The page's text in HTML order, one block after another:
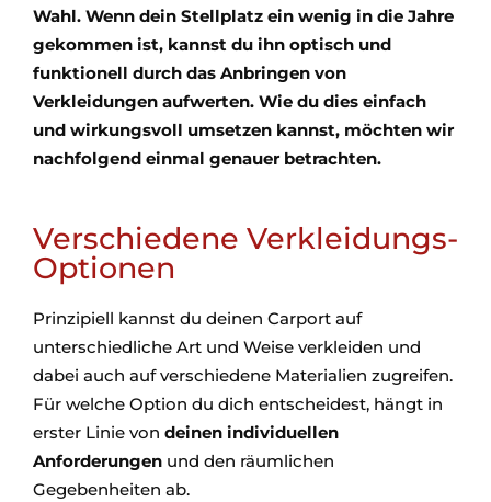
Wahl. Wenn dein Stellplatz ein wenig in die Jahre
gekommen ist, kannst du ihn optisch und
funktionell durch das Anbringen von
Verkleidungen aufwerten. Wie du dies einfach
und wirkungsvoll umsetzen kannst, möchten wir
nachfolgend einmal genauer betrachten.
Verschiedene Verkleidungs-
Optionen
Prinzipiell kannst du deinen Carport auf
unterschiedliche Art und Weise verkleiden und
dabei auch auf verschiedene Materialien zugreifen.
Für welche Option du dich entscheidest, hängt in
erster Linie von deinen individuellen
Anforderungen und den räumlichen
Gegebenheiten ab.